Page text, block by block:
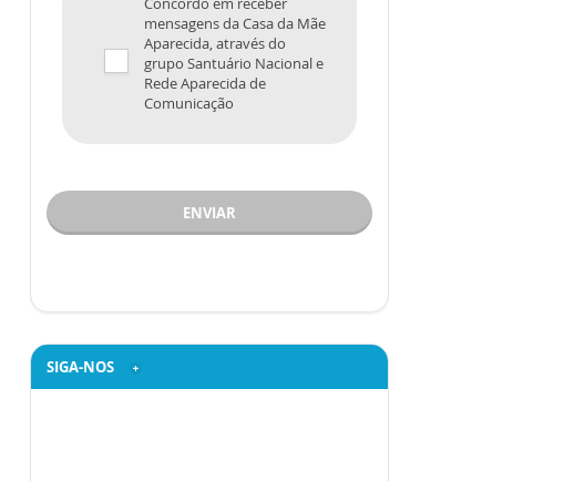
mensagens da Casa da Mãe
Aparecida, através do
grupo Santuário Nacional e
Rede Aparecida de
Comunicação
ENVIAR
SIGA-NOS